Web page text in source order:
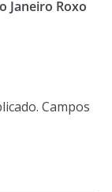
Janeiro Roxo
Campos